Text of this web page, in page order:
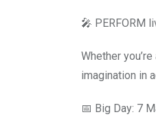
🎤 PERFORM
Whether
imagination in
📅 Big Day: 7